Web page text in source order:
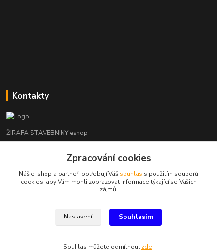
Kontakty
ŽIRAFA STAVEBNINY eshop
+420 312 685 342
kladno@zirafa-stavebniny.cz
Zpracování cookies
Náš e-shop a partneři potřebují Váš souhlas s použitím souborů
cookies, aby Vám mohli zobrazovat informace týkající se Vašich
zájmů.
Nastavení Souhlasím
Souhlas můžete odmítnout zde.